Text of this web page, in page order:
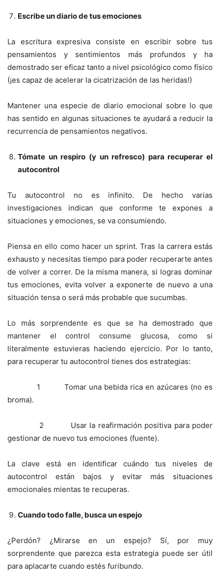
Escribe un diario de tus emociones
La escritura expresiva consiste en escribir sobre tus
pensamientos y sentimientos más profundos y ha
demostrado ser eficaz tanto a nivel psicológico como físico
(¡es capaz de acelerar la cicatrización de las heridas!)
Mantener una especie de diario emocional sobre lo que
has sentido en algunas situaciones te ayudará a reducir la
recurrencia de pensamientos negativos.
Tómate un respiro (y un refresco) para recuperar el
autocontrol
Tu autocontrol no es infinito. De hecho varias
investigaciones indican que conforme te expones a
situaciones y emociones, se va consumiendo.
Piensa en ello como hacer un sprint. Tras la carrera estás
exhausto y necesitas tiempo para poder recuperarte antes
de volver a correr. De la misma manera, si logras dominar
tus emociones, evita volver a exponerte de nuevo a una
situación tensa o será más probable que sucumbas.
Lo más sorprendente es que se ha demostrado que
mantener el control consume glucosa, como si
literalmente estuvieras haciendo ejercicio. Por lo tanto,
para recuperar tu autocontrol tienes dos estrategias:
1 Tomar una bebida rica en azúcares (no es
broma).
2 Usar la reafirmación positiva para poder
gestionar de nuevo tus emociones (fuente).
La clave está en identificar cuándo tus niveles de
autocontrol están bajos y evitar más situaciones
emocionales mientas te recuperas.
Cuando todo falle, busca un espejo
¿Perdón? ¿Mirarse en un espejo? Sí, por muy
sorprendente que parezca esta estrategia puede ser útil
para aplacarte cuando estés furibundo.